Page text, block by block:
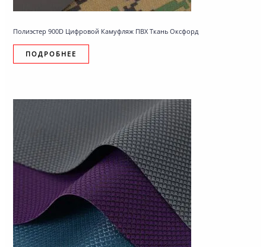
Полиэстер 900D Цифровой Камуфляж ПВХ Ткань Оксфорд
ПОДРОБНЕЕ